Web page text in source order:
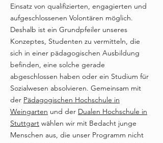
Einsatz von qualifizierten, engagierten und
aufgeschlossenen Volontären möglich.
Deshalb ist ein Grundpfeiler unseres
Konzeptes, Studenten zu vermitteln, die
sich in einer pädagogischen Ausbildung
befinden, eine solche gerade
abgeschlossen haben oder ein Studium für
Sozialwesen absolvieren. Gemeinsam mit
der Pädagogischen Hochschule in
Weingarten und der Dualen Hochschule in
Stuttgart wählen wir mit Bedacht junge
Menschen aus, die unser Programm nicht